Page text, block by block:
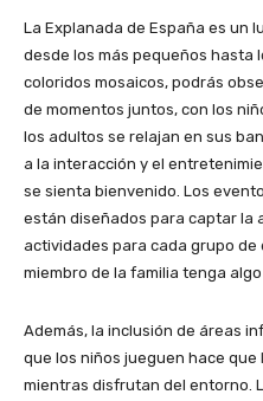
La Explanada de España es un
desde los más pequeños hasta
coloridos mosaicos, podrás
de momentos juntos, con los
los adultos se relajan en sus
a la interacción y el
se sienta bienvenido. Los
están diseñados para captar la
actividades para cada grupo
miembro de la familia tenga
Además, la inclusión de áreas
que los niños jueguen hace
mientras disfrutan del entorno.